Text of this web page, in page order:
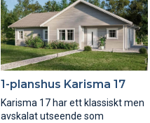
rymliga köket.
Föräldrasovrummet har eget
badrum och i barndelen av huset
finns både allrum och wc.
1-planshus Karisma 17
Karisma 17 har ett klassiskt men
avskalat utseende som